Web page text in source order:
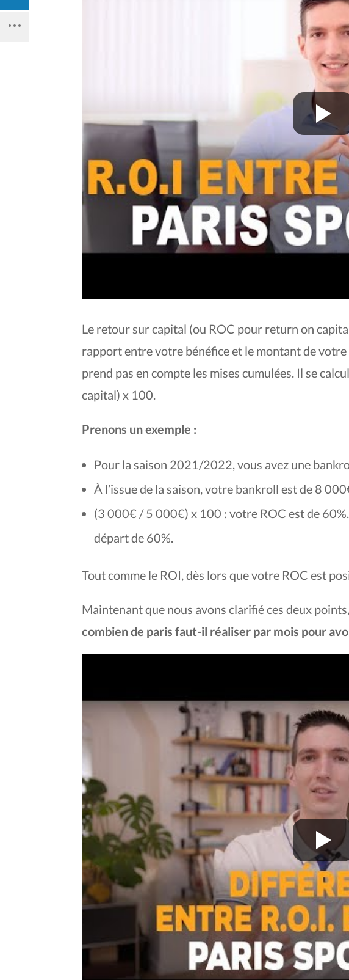
Le retour sur capital (ou ROC pour return on
rapport entre votre bénéfice et le montant de
prend pas en compte les mises cumulées. Il se
capital) x 100.
Prenons un exemple :
Pour la saison 2021/2022, vous avez une
À l’issue de la saison, votre bankroll est de 8
(3 000€ / 5 000€) x 100 : votre ROC est de
départ de 60%.
Tout comme le ROI, dès lors que votre ROC est
Maintenant que nous avons clarifié ces deux
combien de paris faut-il réaliser par mois pour